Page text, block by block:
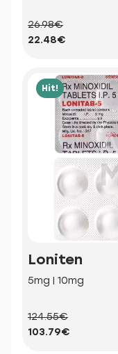
26.98€
22.48€
Hit!
Loniten
5mg | 10mg
124.55€
103.79€